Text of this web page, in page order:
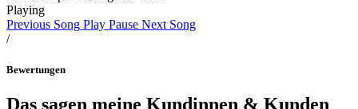
Playing
Previous Song Play Pause Next Song
/
Bewertungen
Das sagen meine Kundinnen & Kunden